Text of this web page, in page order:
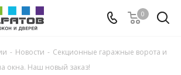
0
- Новости - Секционные гаражные ворота и
окна. Наш новый заказ!